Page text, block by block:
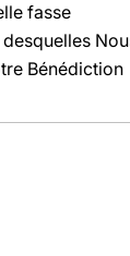
fasse
Bénédiction